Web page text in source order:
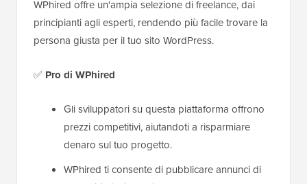
WPhired offre un'ampia selezione di freelance, dai
principianti agli esperti, rendendo più facile trovare la
persona giusta per il tuo sito WordPress.
✅ Pro di WPhired
Gli sviluppatori su questa piattaforma offrono
prezzi competitivi, aiutandoti a risparmiare
denaro sul tuo progetto.
WPhired ti consente di pubblicare annunci di